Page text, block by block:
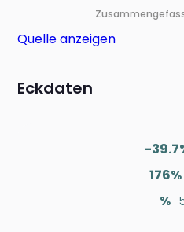
Quelle anzeigen
Eckdaten
-
176%
%